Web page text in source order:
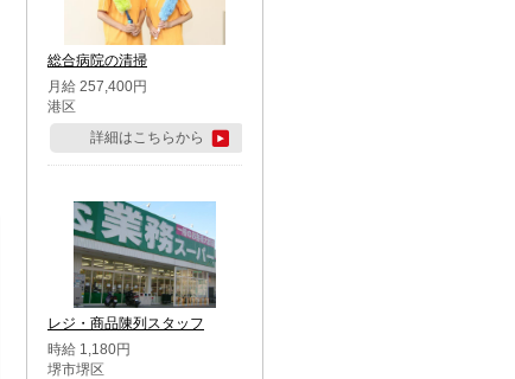
総合病院の清掃
月給 257,400円
港区
詳細はこちらから
レジ・商品陳列スタッフ
時給 1,180円
堺市堺区